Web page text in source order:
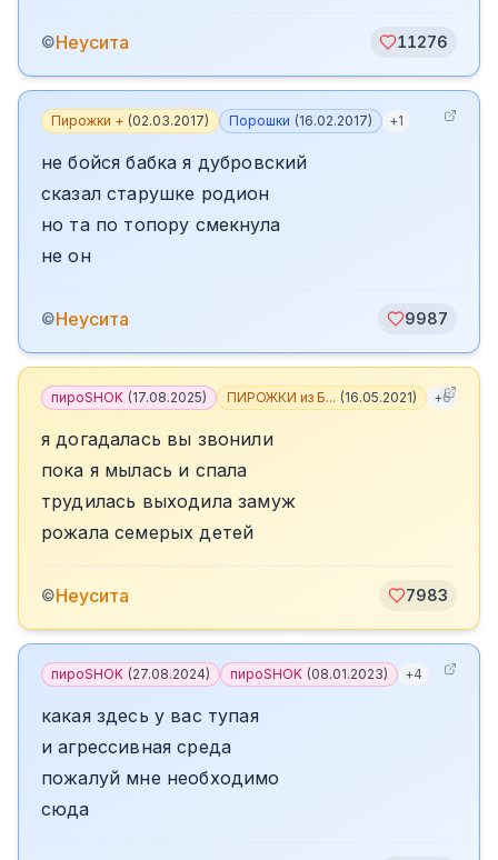
©Неусита 11276
Пирожки + (02.03.2017) Порошки (16.02.2017) +1
не бойся бабка я дубровский
сказал старушке родион
но та по топору смекнула
не он
©Неусита 9987
пироSHOK (17.08.2025) ПИРОЖКИ из Б... (16.05.2021) +6
я догадалась вы звонили
пока я мылась и спала
трудилась выходила замуж
рожала семерых детей
©Неусита 7983
пироSHOK (27.08.2024) пироSHOK (08.01.2023) +4
какая здесь у вас тупая
и агрессивная среда
пожалуй мне необходимо
сюда